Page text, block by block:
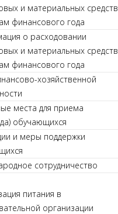
и материальных средств
финансового года
о расходовании
и материальных средств
финансового года
хозяйственной
места для приема
обучающихся
и меры поддержки
сотрудничество
питания в
организации